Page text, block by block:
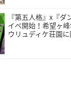
『第五人格』x『
イベ開始！希望ヶ
ウリュディケ荘園